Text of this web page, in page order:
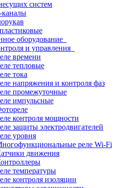
систем
каналы
оборудование
и управления
времени
тепловые
тока
напряжения и контроля фаз
промежуточные
импульсные
контроля мощности
защиты электродвигателей
уровня
реле Wi-Fi
движения
температуры
контроля изоляции